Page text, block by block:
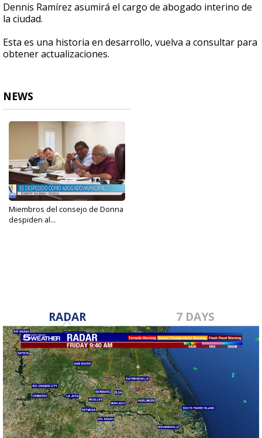
Dennis Ramírez asumirá el cargo de abogado interino de
la ciudad.
Esta es una historia en desarrollo, vuelva a consultar para
obtener actualizaciones.
NEWS
Miembros del consejo de Donna
despiden al...
RADAR 7 DAYS